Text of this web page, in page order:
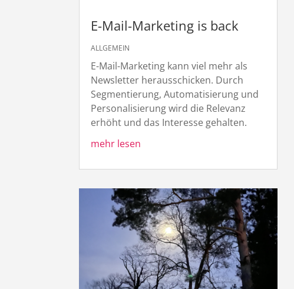
E-Mail-Marketing is back
ALLGEMEIN
E-Mail-Marketing kann viel mehr als
Newsletter herausschicken. Durch
Segmentierung, Automatisierung und
Personalisierung wird die Relevanz
erhöht und das Interesse gehalten.
mehr lesen